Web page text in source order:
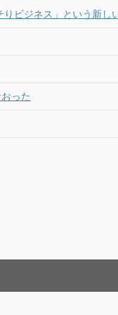
ビジネス」という新し
った